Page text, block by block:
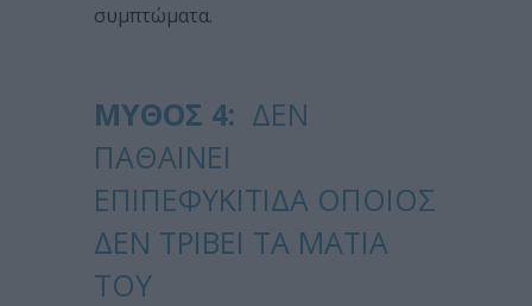
συμπτώματα.
ΜΎΘΟΣ 4: ΔΕΝ
ΠΑΘΑΊΝΕΙ
ΕΠΙΠΕΦΥΚΊΤΙΔΑ ΌΠΟΙΟΣ
ΔΕΝ ΤΡΊΒΕΙ ΤΑ ΜΆΤΙΑ
ΤΟΥ